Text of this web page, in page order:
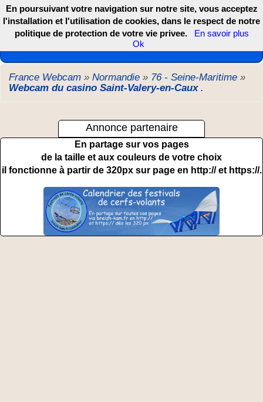
Les webcams de France, DOM TOM et COM
France Webcam » Normandie » 76 - Seine-Maritime »
Webcam du casino Saint-Valery-en-Caux .
Annonce partenaire
En partage sur vos pages
de la taille et aux couleurs de votre choix
il fonctionne à partir de 320px sur page en http:// et https://.
En poursuivant votre navigation sur notre site, vous acceptez
l'installation et l'utilisation de cookies, dans le respect de notre
politique de protection de votre vie privee.
En savoir plus
Ok